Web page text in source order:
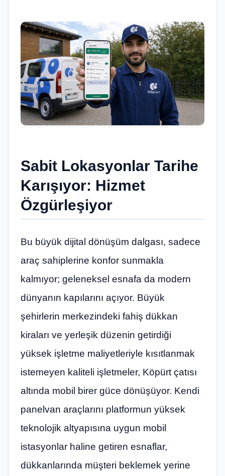
Sabit Lokasyonlar Tarihe
Karışıyor: Hizmet
Özgürleşiyor
Bu büyük dijital dönüşüm dalgası, sadece
araç sahiplerine konfor sunmakla
kalmıyor; geleneksel esnafa da modern
dünyanın kapılarını açıyor. Büyük
şehirlerin merkezindeki fahiş dükkan
kiraları ve yerleşik düzenin getirdiği
yüksek işletme maliyetleriyle kısıtlanmak
istemeyen kaliteli işletmeler, Köpürt çatısı
altında mobil birer güce dönüşüyor. Kendi
panelvan araçlarını platformun yüksek
teknolojik altyapısına uygun mobil
istasyonlar haline getiren esnaflar,
dükkanlarında müşteri beklemek yerine